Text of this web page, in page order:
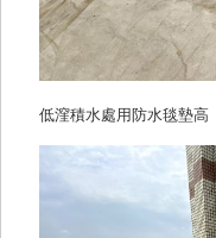
低漥積水處用防水毯墊高